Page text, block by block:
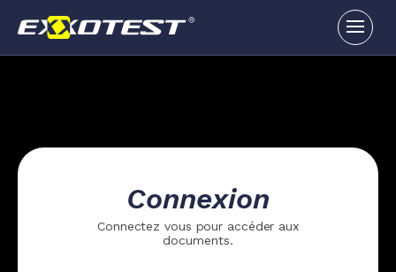
Connexion
Connectez vous pour accéder aux
documents.